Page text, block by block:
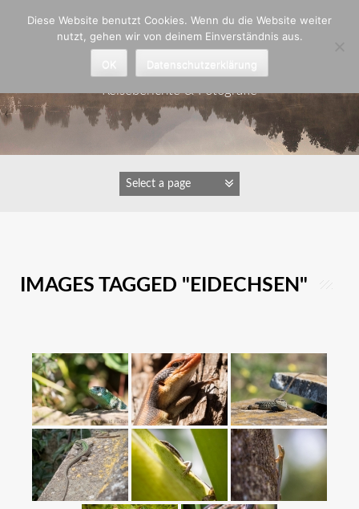
Astrid Padberg
Reiseberichte & Fotografie
IMAGES TAGGED "EIDECHSEN"
Diese Website benutzt Cookies. Wenn du die Website weiter
nutzt, gehen wir von deinem Einverständnis aus.